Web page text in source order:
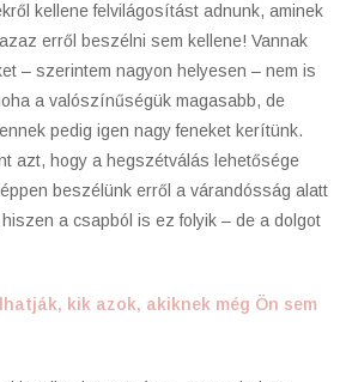
kellene felvilágosítást adnunk, aminek
erről beszélni sem kellene! Vannak
– szerintem nagyon helyesen – nem is
a valószínűségük magasabb, de
pedig igen nagy feneket kerítünk.
azt, hogy a hegszétválás lehetősége
beszélünk erről a várandósság alatt
a csapból is ez folyik – de a dolgot
kik azok, akiknek még Ön sem